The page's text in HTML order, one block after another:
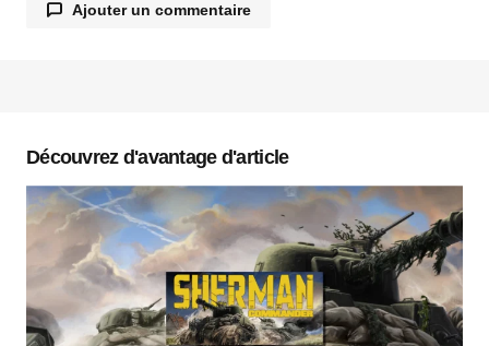
Ajouter un commentaire
Commentaire*
Votre nom*
Découvrez d'avantage d'article